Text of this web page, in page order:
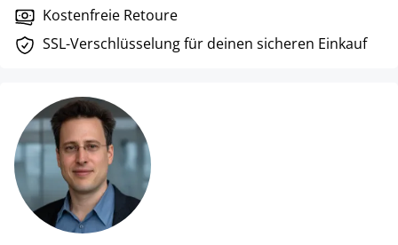
Kostenfreie Retoure
SSL-Verschlüsselung für deinen sicheren Einkauf